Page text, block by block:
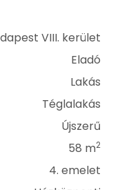
VIII. kerület
Eladó
Lakás
Téglalakás
Újszerű
58 m2
4. emelet